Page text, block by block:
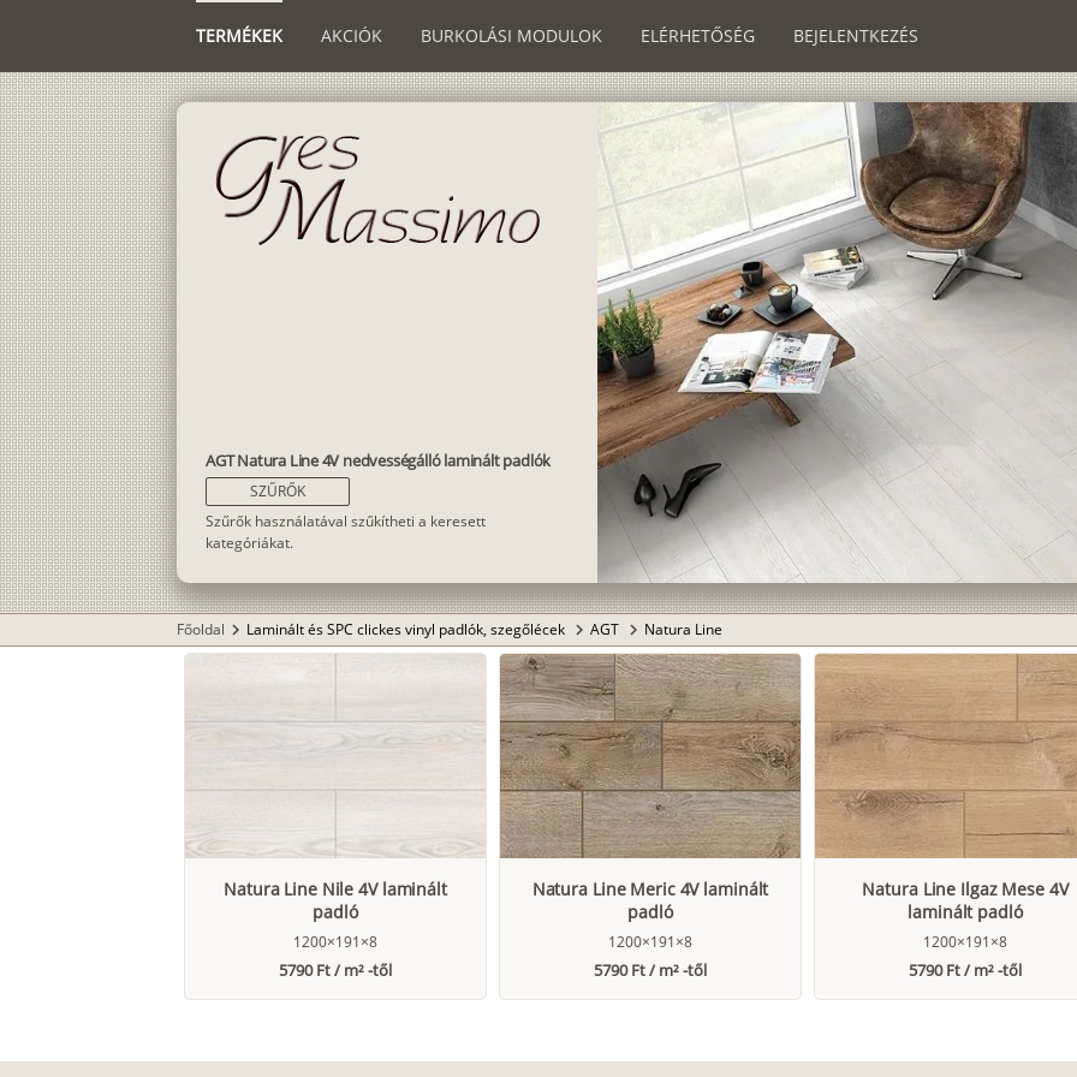
TERMÉKEK AKCIÓK BURKOLÁSI MODULOK ELÉRHETŐSÉG BEJELENTKEZÉS
AGT Natura Line 4V nedvességálló laminált padlók
SZŰRŐK
Szűrők használatával szűkítheti a keresett
kategóriákat.
Főoldal chevron_right Laminált és SPC clickes vinyl padlók, szegőlécek chevron_right AGT chevron_right Natura Line
Natura Line Nile 4V laminált
padló
1200×191×8
5790 Ft / m² -től
Natura Line Meric 4V laminált
padló
1200×191×8
5790 Ft / m² -től
Natura Line Ilgaz Mese 4V
laminált padló
1200×191×8
5790 Ft / m² -től